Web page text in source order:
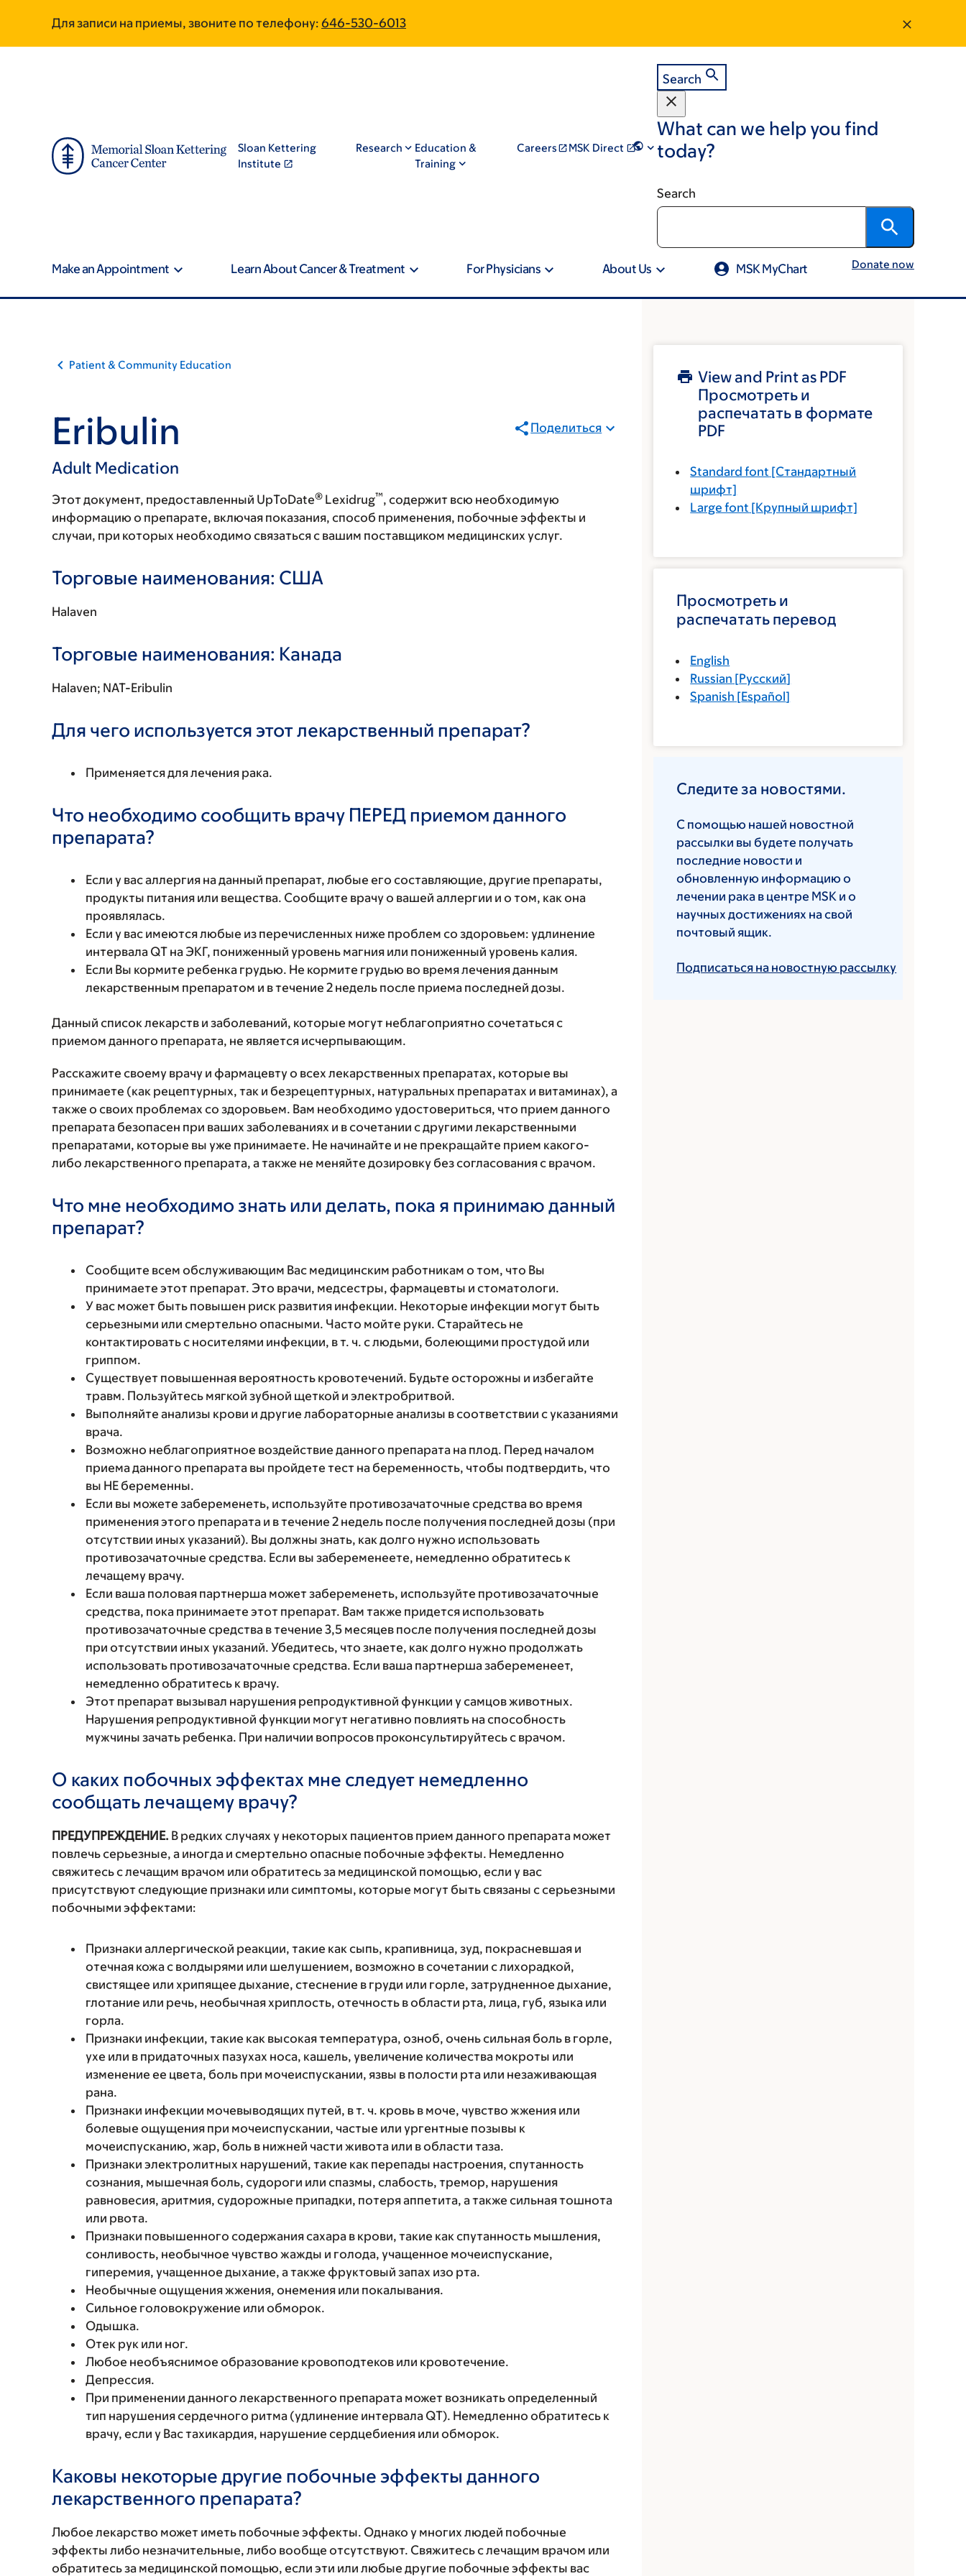
main
footer
Для записи на приемы, звоните по телефону: 646-530-6013
Sloan Kettering
Institute
Research
Education &
Training
Careers MSK Direct
Search
What can we help you find
today?
Search
Make an Appointment Learn About Cancer & Treatment For Physicians About Us MSK MyChart Donate now
Patient & Community Education
Eribulin
Adult Medication
Поделиться
Этот документ, предоставленный UpToDate® Lexidrug™, содержит всю необходимую
информацию о препарате, включая показания, способ применения, побочные эффекты и
случаи, при которых необходимо связаться с вашим поставщиком медицинских услуг.
Торговые наименования: США
Halaven
Торговые наименования: Канада
Halaven; NAT-Eribulin
Для чего используется этот лекарственный препарат?
Применяется для лечения рака.
Что необходимо сообщить врачу ПЕРЕД приемом данного
препарата?
Если у вас аллергия на данный препарат, любые его составляющие, другие препараты,
продукты питания или вещества. Сообщите врачу о вашей аллергии и о том, как она
проявлялась.
Если у вас имеются любые из перечисленных ниже проблем со здоровьем: удлинение
интервала QT на ЭКГ, пониженный уровень магния или пониженный уровень калия.
Если Вы кормите ребенка грудью. Не кормите грудью во время лечения данным
лекарственным препаратом и в течение 2 недель после приема последней дозы.
Данный список лекарств и заболеваний, которые могут неблагоприятно сочетаться с
приемом данного препарата, не является исчерпывающим.
Расскажите своему врачу и фармацевту о всех лекарственных препаратах, которые вы
принимаете (как рецептурных, так и безрецептурных, натуральных препаратах и витаминах), а
также о своих проблемах со здоровьем. Вам необходимо удостовериться, что прием данного
препарата безопасен при ваших заболеваниях и в сочетании с другими лекарственными
препаратами, которые вы уже принимаете. Не начинайте и не прекращайте прием какого-
либо лекарственного препарата, а также не меняйте дозировку без согласования с врачом.
Что мне необходимо знать или делать, пока я принимаю данный
препарат?
Сообщите всем обслуживающим Вас медицинским работникам о том, что Вы
принимаете этот препарат. Это врачи, медсестры, фармацевты и стоматологи.
У вас может быть повышен риск развития инфекции. Некоторые инфекции могут быть
серьезными или смертельно опасными. Часто мойте руки. Старайтесь не
контактировать с носителями инфекции, в т. ч. с людьми, болеющими простудой или
гриппом.
Существует повышенная вероятность кровотечений. Будьте осторожны и избегайте
травм. Пользуйтесь мягкой зубной щеткой и электробритвой.
Выполняйте анализы крови и другие лабораторные анализы в соответствии с указаниями
врача.
Возможно неблагоприятное воздействие данного препарата на плод. Перед началом
приема данного препарата вы пройдете тест на беременность, чтобы подтвердить, что
вы НЕ беременны.
Если вы можете забеременеть, используйте противозачаточные средства во время
применения этого препарата и в течение 2 недель после получения последней дозы (при
отсутствии иных указаний). Вы должны знать, как долго нужно использовать
противозачаточные средства. Если вы забеременеете, немедленно обратитесь к
лечащему врачу.
Если ваша половая партнерша может забеременеть, используйте противозачаточные
средства, пока принимаете этот препарат. Вам также придется использовать
противозачаточные средства в течение 3,5 месяцев после получения последней дозы
при отсутствии иных указаний. Убедитесь, что знаете, как долго нужно продолжать
использовать противозачаточные средства. Если ваша партнерша забеременеет,
немедленно обратитесь к врачу.
Этот препарат вызывал нарушения репродуктивной функции у самцов животных.
Нарушения репродуктивной функции могут негативно повлиять на способность
мужчины зачать ребенка. При наличии вопросов проконсультируйтесь с врачом.
О каких побочных эффектах мне следует немедленно
сообщать лечащему врачу?
ПРЕДУПРЕЖДЕНИЕ. В редких случаях у некоторых пациентов прием данного препарата может
повлечь серьезные, а иногда и смертельно опасные побочные эффекты. Немедленно
свяжитесь с лечащим врачом или обратитесь за медицинской помощью, если у вас
присутствуют следующие признаки или симптомы, которые могут быть связаны с серьезными
побочными эффектами:
Признаки аллергической реакции, такие как сыпь, крапивница, зуд, покрасневшая и
отечная кожа с волдырями или шелушением, возможно в сочетании с лихорадкой,
свистящее или хрипящее дыхание, стеснение в груди или горле, затрудненное дыхание,
глотание или речь, необычная хриплость, отечность в области рта, лица, губ, языка или
горла.
Признаки инфекции, такие как высокая температура, озноб, очень сильная боль в горле,
ухе или в придаточных пазухах носа, кашель, увеличение количества мокроты или
изменение ее цвета, боль при мочеиспускании, язвы в полости рта или незаживающая
рана.
Признаки инфекции мочевыводящих путей, в т. ч. кровь в моче, чувство жжения или
болевые ощущения при мочеиспускании, частые или ургентные позывы к
мочеиспусканию, жар, боль в нижней части живота или в области таза.
Признаки электролитных нарушений, такие как перепады настроения, спутанность
сознания, мышечная боль, судороги или спазмы, слабость, тремор, нарушения
равновесия, аритмия, судорожные припадки, потеря аппетита, а также сильная тошнота
или рвота.
Признаки повышенного содержания сахара в крови, такие как спутанность мышления,
сонливость, необычное чувство жажды и голода, учащенное мочеиспускание,
гиперемия, учащенное дыхание, а также фруктовый запах изо рта.
Необычные ощущения жжения, онемения или покалывания.
Сильное головокружение или обморок.
Одышка.
Отек рук или ног.
Любое необъяснимое образование кровоподтеков или кровотечение.
Депрессия.
При применении данного лекарственного препарата может возникать определенный
тип нарушения сердечного ритма (удлинение интервала QT). Немедленно обратитесь к
врачу, если у Вас тахикардия, нарушение сердцебиения или обморок.
Каковы некоторые другие побочные эффекты данного
лекарственного препарата?
Любое лекарство может иметь побочные эффекты. Однако у многих людей побочные
эффекты либо незначительные, либо вообще отсутствуют. Свяжитесь с лечащим врачом или
обратитесь за медицинской помощью, если эти или любые другие побочные эффекты вас
View and Print as PDF
Просмотреть и
распечатать в формате
PDF
Standard font [Стандартный
шрифт]
Large font [Крупный шрифт]
Просмотреть и
распечатать перевод
English
Russian [Русский]
Spanish [Español]
Следите за новостями.
С помощью нашей новостной
рассылки вы будете получать
последние новости и
обновленную информацию о
лечении рака в центре MSK и о
научных достижениях на свой
почтовый ящик.
Подписаться на новостную рассылку